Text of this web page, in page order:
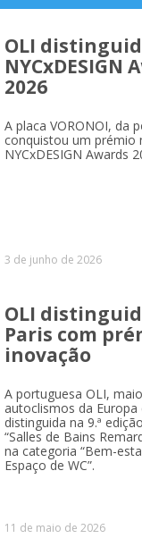
OLI
NYCxDESIGN
2026
A placa VORONOI, da
conquistou um prémio
NYCxDESIGN Awards
3 de junho de 2026
OLI
Paris com
inovação
A portuguesa OLI,
autoclismos da Europa
distinguida na 9.ª
“Salles de Bains
na categoria “Bem-
Espaço de WC”.
11 de maio de 2026